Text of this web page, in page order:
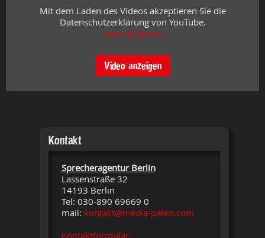
Mit dem Laden des Videos akzeptieren Sie die
Datenschutzerklärung von YouTube.
Mehr erfahren
Video anzeigen
Kontakt
Sprecheragentur Berlin
Lassenstraße 32
14193 Berlin
Tel: 030-890 69669 0
mail: kontakt@media-paten.com
Kontaktformular